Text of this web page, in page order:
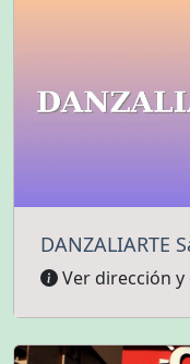
DANZALIARTE
Ver dirección